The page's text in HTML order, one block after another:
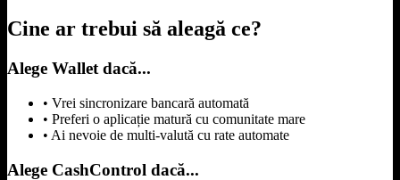
Cine ar trebui să aleagă ce?
Alege Wallet dacă...
• Vrei sincronizare bancară automată
• Preferi o aplicație matură cu comunitate mare
• Ai nevoie de multi-valută cu rate automate
Alege CashControl dacă...